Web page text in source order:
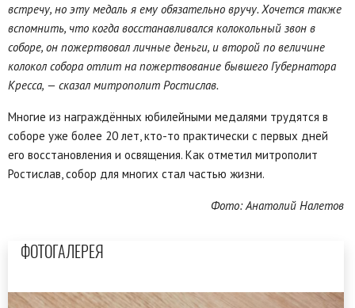
встречу, но эту медаль я ему обязательно вручу. Хочется также
вспомнить, что когда восстанавливался колокольный звон в
соборе, он пожертвовал личные деньги, и второй по величине
колокол собора отлит на пожертвование бывшего Губернатора
Кресса, — сказал митрополит Ростислав.
Многие из награждённых юбилейными медалями трудятся в
соборе уже более 20 лет, кто-то практически с первых дней
его восстановления и освящения. Как отметил митрополит
Ростислав, собор для многих стал частью жизни.
Фото: Анатолий Налетов
ФОТОГАЛЕРЕЯ